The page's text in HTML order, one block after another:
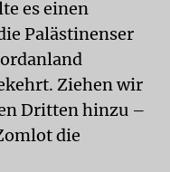
es einen
Palästinenser
Ziehen wir
Dritten hinzu –
die